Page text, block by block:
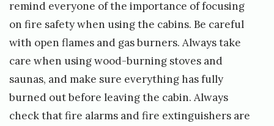
remind everyone of the importance of focusing
on fire safety when using the cabins. Be careful
with open flames and gas burners. Always take
care when using wood-burning stoves and
saunas, and make sure everything has fully
burned out before leaving the cabin. Always
check that fire alarms and fire extinguishers are